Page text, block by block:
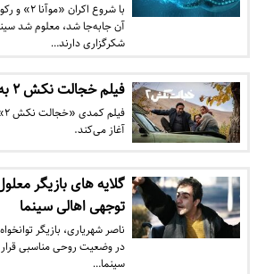
با شروع
آن جابه‌جا شد، معلوم شد
شکرگزاری دارند…
فیلم خجالت نکش ۲ به پخش آنلاین رسید
آغاز می‌کند.
گلایه های بازیگر
توجهی اهالی سینما
ناصر شهریاری، بازیگر
در وضعیت روحی مناسبی قرار
سینما…